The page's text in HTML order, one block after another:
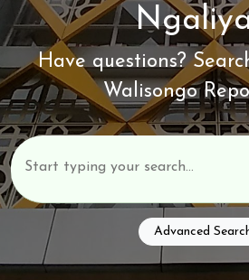
Have questions?
Walisongo
Advanced